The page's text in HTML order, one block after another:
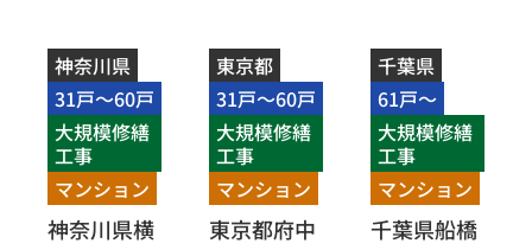
神奈川県
31戸～60戸
大規模修繕
工事
マンション
神奈川県横
東京都
31戸～60戸
大規模修繕
工事
マンション
東京都府中
千葉県
61戸～
大規模修繕
工事
マンション
千葉県船橋